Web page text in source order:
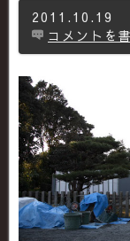
2011.10.19
コメントを